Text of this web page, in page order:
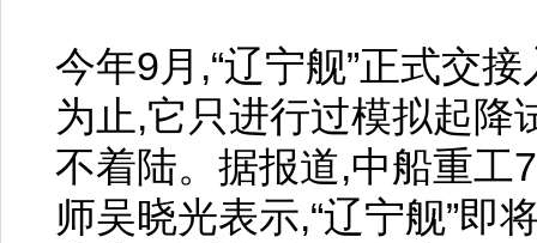
今年9月,“辽宁舰”正式交
为止,它只进行过模拟起降
不着陆。据报道,中船重工
师吴晓光表示,“辽宁舰”即